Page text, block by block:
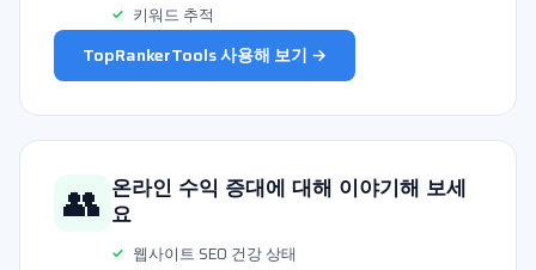
키워드 추적
TopRankerTools 사용해 보기 →
👥 온라인 수익 증대에 대해 이야기해 보세
요
웹사이트 SEO 건강 상태